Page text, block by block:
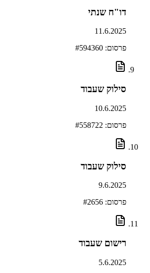
דו"ח שנתי
11.6.2025
פרסום: # 594360
סילוק שעבוד
10.6.2025
פרסום: # 558722
סילוק שעבוד
9.6.2025
פרסום: # 2656
רישום שעבוד
5.6.2025